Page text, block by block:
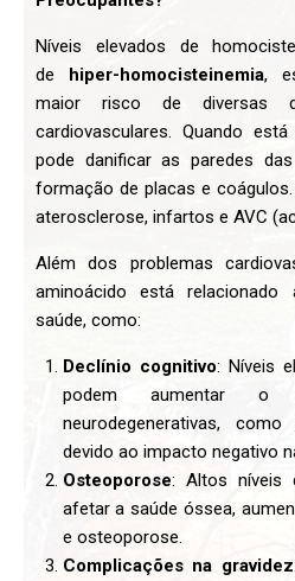
Níveis elevados de
de hiper-homocisteinemia,
maior risco de diversas
cardiovasculares. Quando
pode danificar as paredes
formação de placas e
aterosclerose, infartos e AVC
Além dos problemas
aminoácido está
saúde, como:
Declínio cognitivo: Níveis
podem aumentar o
neurodegenerativas,
devido ao impacto negativo
Osteoporose: Altos níveis
afetar a saúde óssea,
e osteoporose.
Complicações na gravidez